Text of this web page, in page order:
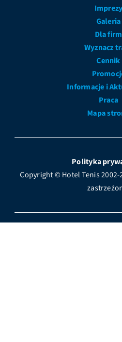
Imprezy
Galeria
Dla firm
Wyznacz
Cennik
Informacje i
Praca
Mapa
Polityka
Copyright © Hotel Tenis 2002-